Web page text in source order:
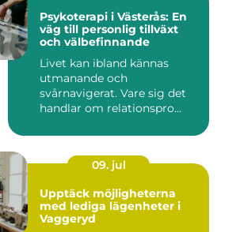
Psykoterapi i Västerås: En
väg till personlig tillväxt
och välbefinnande
Livet kan ibland kännas
utmanande och
svårnavigerat. Vare sig det
handlar om relationspro...
09. jul
Upptäck möjligheterna
med lediga lägenheter i
Vaggeryd